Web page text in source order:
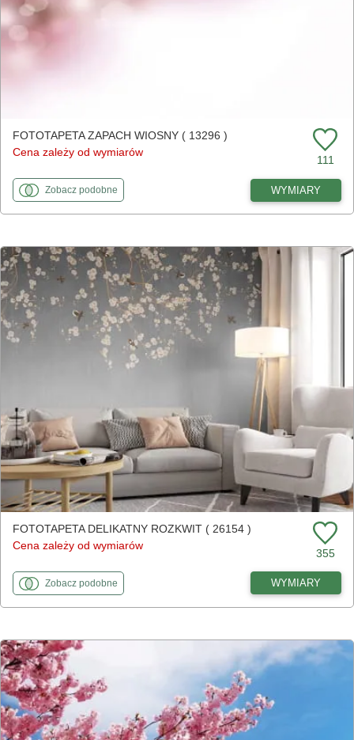
FOTOTAPETA ZAPACH WIOSNY ( 13296 )
Cena zależy od wymiarów
111
Zobaczfototapety
podobnedo Zapach wiosny WYMIARY
FOTOTAPETA DELIKATNY ROZKWIT ( 26154 )
Cena zależy od wymiarów
355
Zobaczfototapety
podobnedo Delikatny rozkwit WYMIARY